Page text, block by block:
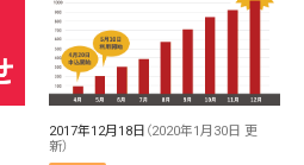
2017年12月18日 （2020年1月30日 更
新）